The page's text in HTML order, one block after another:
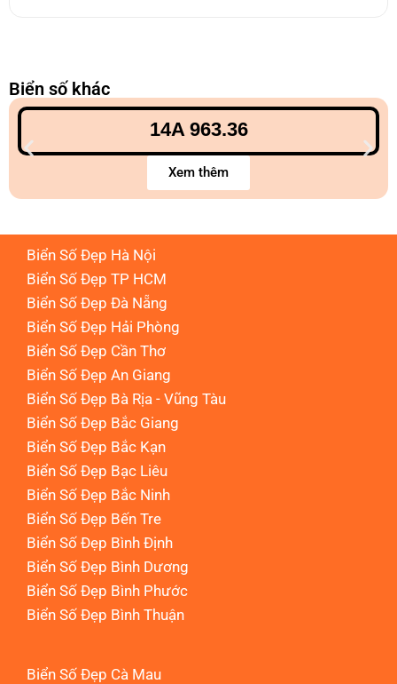
Biển số khác
14A 963.36
Xem thêm
Biển Số Đẹp Hà Nội
Biển Số Đẹp TP HCM
Biển Số Đẹp Đà Nẵng
Biển Số Đẹp Hải Phòng
Biển Số Đẹp Cần Thơ
Biển Số Đẹp An Giang
Biển Số Đẹp Bà Rịa - Vũng Tàu
Biển Số Đẹp Bắc Giang
Biển Số Đẹp Bắc Kạn
Biển Số Đẹp Bạc Liêu
Biển Số Đẹp Bắc Ninh
Biển Số Đẹp Bến Tre
Biển Số Đẹp Bình Định
Biển Số Đẹp Bình Dương
Biển Số Đẹp Bình Phước
Biển Số Đẹp Bình Thuận
Biển Số Đẹp Cà Mau